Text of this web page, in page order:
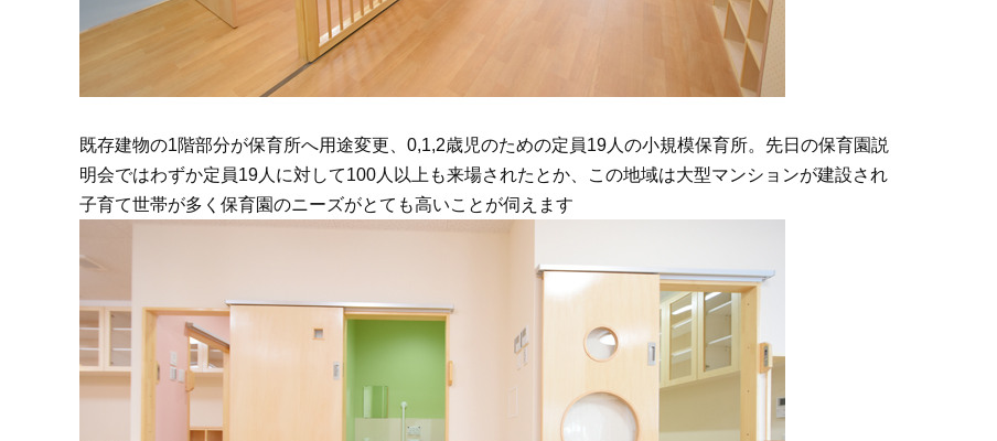
既存建物の1階部分が保育所へ用途変更、0,1,2歳児のための定員19人の小規模保育所。先日の保育園説
明会ではわずか定員19人に対して100人以上も来場されたとか、この地域は大型マンションが建設され
子育て世帯が多く保育園のニーズがとても高いことが伺えます